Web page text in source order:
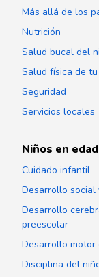
Más allá de los
Nutrición
Salud bucal del
Salud física de
Seguridad
Servicios locales
Niños en
Cuidado infantil
Desarrollo social
Desarrollo
preescolar
Desarrollo motor
Disciplina del